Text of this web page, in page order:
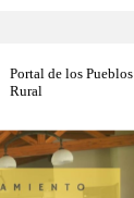
Portal de los Pueblos
Rural